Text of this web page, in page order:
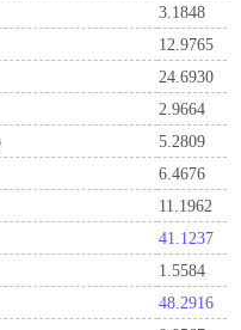
3.1848
12.9765
24.6930
2.9664
5.2809
6.4676
11.1962
41.1237
1.5584
48.2916